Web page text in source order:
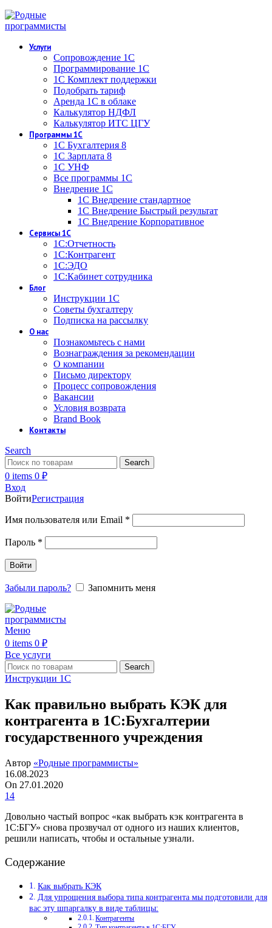
Услуги
Сопровождение 1С
Программирование 1С
1С Комплект поддержки
Подобрать тариф
Аренда 1С в облаке
Калькулятор НДФЛ
Калькулятор ИТС ЦГУ
Программы 1С
1С Бухгалтерия 8
1С Зарплата 8
1С УНФ
Все программы 1С
Внедрение 1С
1С Внедрение стандартное
1С Внедрение Быстрый результат
1С Внедрение Корпоративное
Сервисы 1С
1С:Отчетность
1С:Контрагент
1С:ЭДО
1С:Кабинет сотрудника
Блог
Инструкции 1С
Советы бухгалтеру
Подписка на рассылку
О нас
Познакомьтесь с нами
Вознаграждения за рекомендации
О компании
Письмо директору
Процесс сопровождения
Вакансии
Условия возврата
Brand Book
Контакты
Search
Search
0 items 0 ₽
Вход
ВойтиРегистрация
Имя пользователя или Email *
Пароль *
Войти
Забыли пароль? Запомнить меня
Меню
0 items 0 ₽
Все услуги
Search
Инструкции 1С
Как правильно выбрать КЭК для
контрагента в 1С:Бухгалтерии
государственного учреждения
Автор «Родные программисты»
16.08.2023
On 27.01.2020
14
Довольно частый вопрос «как выбрать кэк контрагента в
1С:БГУ» снова прозвучал от одного из наших клиентов,
решили написать, чтобы и остальные узнали.
Содержание
Как выбрать КЭК
Для упрощения выбора типа контрагента мы подготовили для
вас эту шпаргалку в виде таблицы:
Контрагенты